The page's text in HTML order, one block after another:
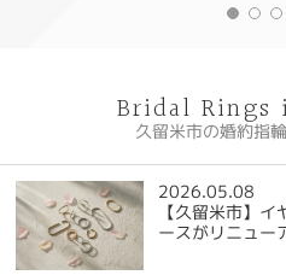
Bridal
久留米市の婚約指
2026.05.08
【久留米市】
ースがリニュー